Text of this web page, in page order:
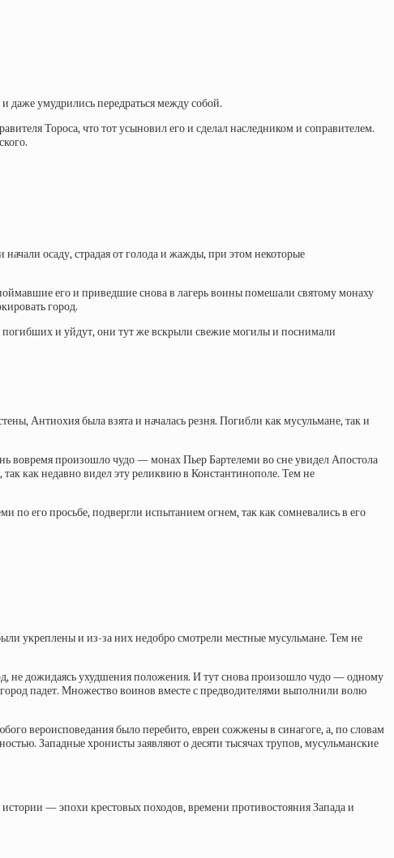
даже умудрились передраться между собой.
Тороса, что тот усыновил его и сделал наследником и соправителем.
осаду, страдая от голода и жажды, при этом некоторые
его и приведшие снова в лагерь воины помешали святому монаху
город.
погибших и уйдут, они тут же вскрыли свежие могилы и поснимали
Антиохия была взята и началась резня. Погибли как мусульмане, так и
вовремя произошло чудо — монах Пьер Бартелеми во сне увидел Апостола
как недавно видел эту реликвию в Константинополе. Тем не
его просьбе, подвергли испытанием огнем, так как сомневались в его
укреплены и из-за них недобро смотрели местные мусульмане. Тем не
не дожидаясь ухудшения положения. И тут снова произошло чудо — одному
падет. Множество воинов вместе с предводителями выполнили волю
вероисповедания было перебито, евреи сожжены в синагоге, а, по словам
Западные хронисты заявляют о десяти тысячах трупов, мусульманские
— эпохи крестовых походов, времени противостояния Запада и